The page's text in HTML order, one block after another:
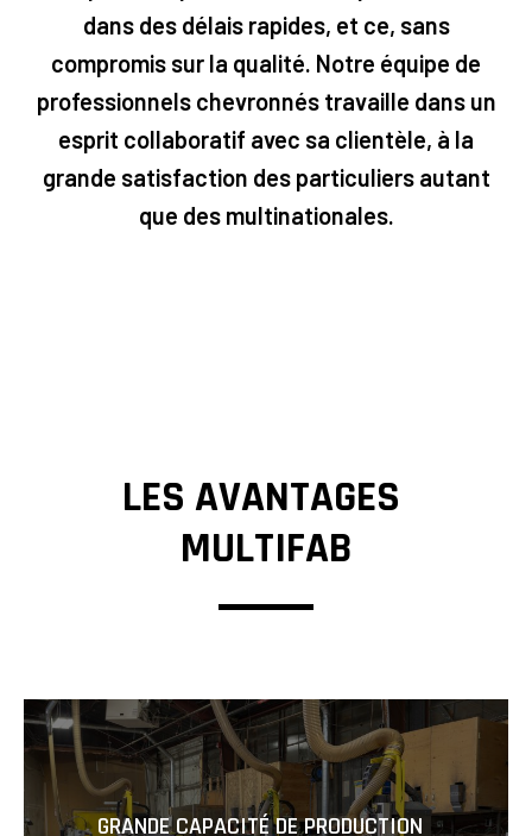
dans des délais rapides, et ce, sans
compromis sur la qualité. Notre équipe de
professionnels chevronnés travaille dans un
esprit collaboratif avec sa clientèle, à la
grande satisfaction des particuliers autant
que des multinationales.
LES AVANTAGES
MULTIFAB
GRANDE CAPACITÉ DE PRODUCTION